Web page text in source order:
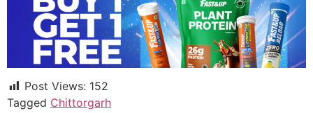
Post Views: 152
Tagged Chittorgarh